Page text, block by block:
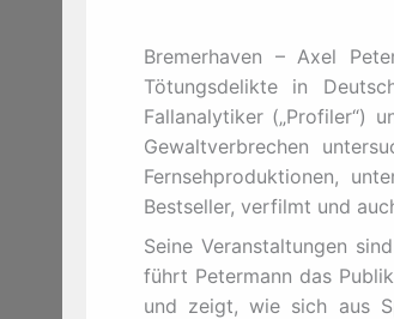
Bremerhaven – Axel
Tötungsdelikte in
Fallanalytiker („Profiler“)
Gewaltverbrechen
Fernsehproduktionen,
Bestseller, verfilmt und
Seine Veranstaltungen
führt Petermann das
und zeigt, wie sich aus